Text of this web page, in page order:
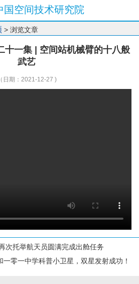
国空间技术研究院
> 浏览文章
十一集 | 空间站机械臂的十八般
武艺
（日期：2021-12-27 )
次托举航天员圆满完成出舱任务
零一中学科普小卫星，双星发射成功！